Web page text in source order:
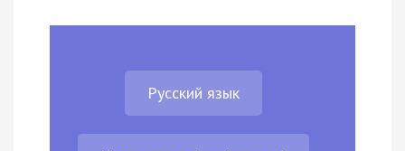
Русский язык